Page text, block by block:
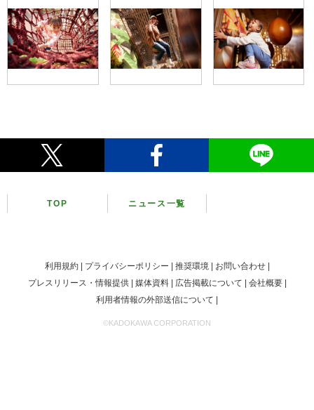
TOP ニュース一覧
利用規約 プライバシーポリシー 推奨環境
お問い合わせ
プレスリリース・情報提供
媒体資料 広告掲載について
会社概要
利用者情報の外部送信について
©KADOKAWA CORPORATION